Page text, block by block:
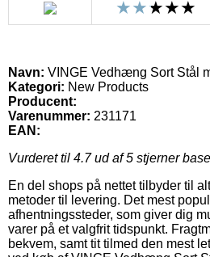
Navn: VINGE Vedhæng Sort Stål
Kategori: New Products
Producent:
Varenummer: 231171
EAN:
Vurderet til 4.7ud af 5 stjerner
En del shops på nettet tilbyder til
metoder til levering. Det mest
afhentningssteder, som giver dig
varer på et valgfrit tidspunkt.
bekvem, samt tit tilmed den mest